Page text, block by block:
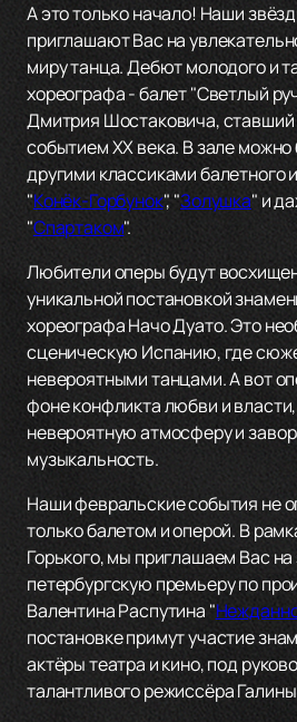
А это только начало! Наши
приглашают Вас на
миру танца. Дебют молодого и
хореографа - балет "Светлый
Дмитрия Шостаковича,
событием XX века. В зале
другими классиками балетного
"Конёк-Горбунок", "Золушка" и
"Спартаком".
Любители оперы будут
уникальной постановкой
хореографа Начо Дуато. Это
сценическую Испанию, где
невероятными танцами. А вот
фоне конфликта любви и
невероятную атмосферу и
музыкальность.
Наши февральские события не
только балетом и оперой. В
Горького, мы приглашаем Вас
петербургскую премьеру по
Валентина Распутина "
постановке примут участие
актёры театра и кино, под
талантливого режиссёра